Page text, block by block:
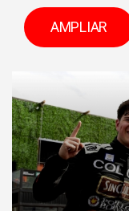
AMPLIAR